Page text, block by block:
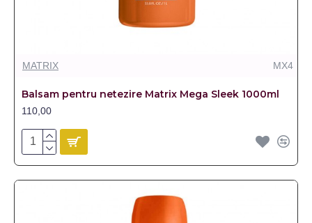
MATRIX MX4
Balsam pentru netezire Matrix Mega Sleek 1000ml
110,00